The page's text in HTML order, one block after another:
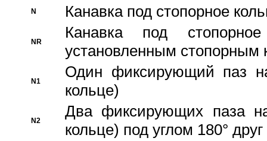
N Канавка под стопорное
NR
Канавка под
установленным стопорным
N1
Один фиксирующий паз
кольце)
N2
Два фиксирующих паза
кольце) под углом 180° друг